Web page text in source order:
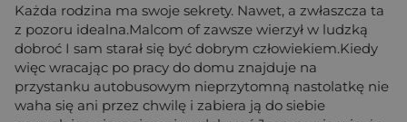
Każda rodzina ma swoje sekrety. Nawet, a zwłaszcza ta
z pozoru idealna.Malcom of zawsze wierzył w ludzką
dobroć I sam starał się być dobrym człowiekiem.Kiedy
więc wracając po pracy do domu znajduje na
przystanku autobusowym nieprzytomną nastolatkę nie
waha się ani przez chwilę i zabiera ją do siebie